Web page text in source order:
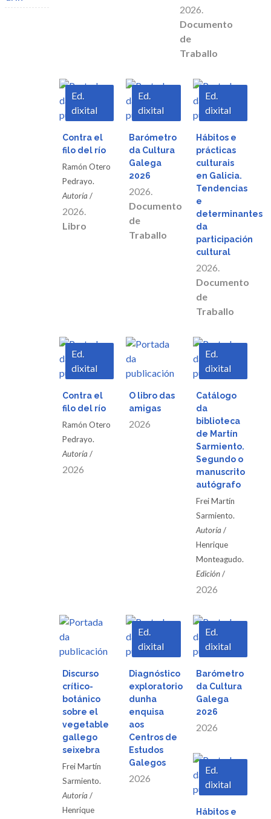
2026.
Documento
de
Traballo
Ed.
dixital
Descargar
Vista
Contra el
filo del río
Ramón Otero
Pedrayo.
Autoría/
2026.
Libro
Ed.
dixital
Descargar
Vista
rápida
Barómetro
da Cultura
Galega
2026
2026.
Documento
de
Traballo
Ed.
dixital
Descargar
Vista
rápida
Hábitos e
prácticas
culturais
en Galicia.
Tendencias
e
determinantes
da
participación
cultural
2026.
Documento
de
Traballo
Ed.
dixital
Descargar
Vista
Contra el
filo del río
Ramón Otero
Pedrayo.
Autoría/
2026
Descargar
Vista
O libro das
amigas
2026
Ed.
dixital
Descargar
Vista
rápida
Catálogo
da
biblioteca
de Martín
Sarmiento.
Segundo o
manuscrito
autógrafo
Frei Martín
Sarmiento.
Autoría/
Henrique
Monteagudo.
Edición/
2026
Descargar
Vista
rápida
Discurso
crítico-
botánico
sobre el
vegetable
gallego
seixebra
Frei Martín
Sarmiento.
Autoría/
Henrique
Ed.
dixital
Descargar
Vista
rápida
Diagnóstico
exploratorio
dunha
enquisa
aos
Centros de
Estudos
Galegos
2026
Ed.
dixital
Descargar
Vista
rápida
Barómetro
da Cultura
Galega
2026
2026
Ed.
dixital
Descargar
Hábitos e